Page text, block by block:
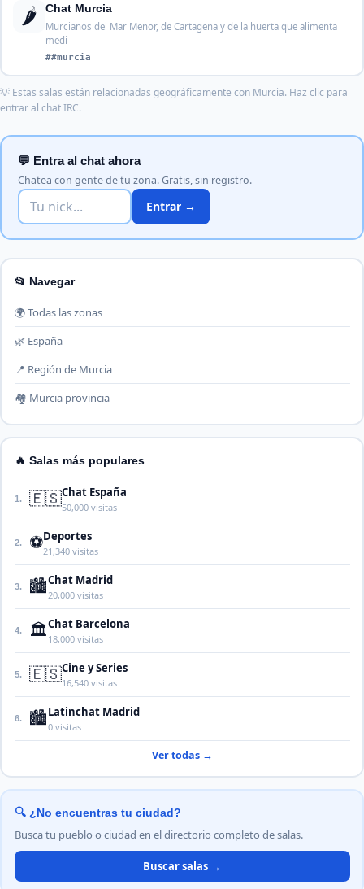
🌶️
Chat Murcia
Murcianos del Mar Menor, de Cartagena y de la huerta que alimenta
medi
##murcia
💡 Estas salas están relacionadas geográficamente con Murcia. Haz clic para
entrar al chat IRC.
💬 Entra al chat ahora
Chatea con gente de tu zona. Gratis, sin registro.
Entrar →
📂 Navegar
🌍 Todas las zonas
🌿 España
📍 Región de Murcia
🏘️ Murcia provincia
🔥 Salas más populares
1. 🇪🇸Chat España
50,000 visitas
2. ⚽Deportes
21,340 visitas
3. 🏙️Chat Madrid
20,000 visitas
4. 🏛️Chat Barcelona
18,000 visitas
5. 🇪🇸Cine y Series
16,540 visitas
6. 🏙️Latinchat Madrid
0 visitas
Ver todas →
🔍 ¿No encuentras tu ciudad?
Busca tu pueblo o ciudad en el directorio completo de salas.
Buscar salas →